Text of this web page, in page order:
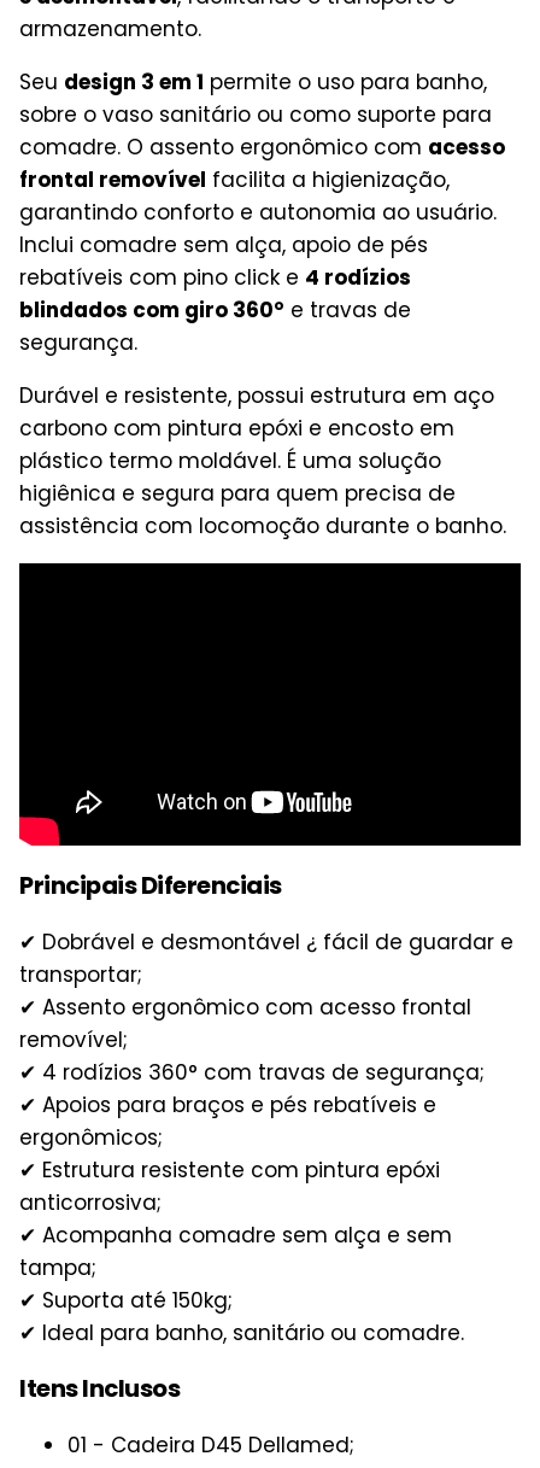
armazenamento.
Seu design 3 em 1 permite o uso para banho,
sobre o vaso sanitário ou como suporte para
comadre. O assento ergonômico com acesso
frontal removível facilita a higienização,
garantindo conforto e autonomia ao usuário.
Inclui comadre sem alça, apoio de pés
rebatíveis com pino click e 4 rodízios
blindados com giro 360° e travas de
segurança.
Durável e resistente, possui estrutura em aço
carbono com pintura epóxi e encosto em
plástico termo moldável. É uma solução
higiênica e segura para quem precisa de
assistência com locomoção durante o banho.
Principais Diferenciais
✔ Dobrável e desmontável ¿ fácil de guardar e
transportar;
✔ Assento ergonômico com acesso frontal
removível;
✔ 4 rodízios 360° com travas de segurança;
✔ Apoios para braços e pés rebatíveis e
ergonômicos;
✔ Estrutura resistente com pintura epóxi
anticorrosiva;
✔ Acompanha comadre sem alça e sem
tampa;
✔ Suporta até 150kg;
✔ Ideal para banho, sanitário ou comadre.
Itens Inclusos
01 - Cadeira D45 Dellamed;